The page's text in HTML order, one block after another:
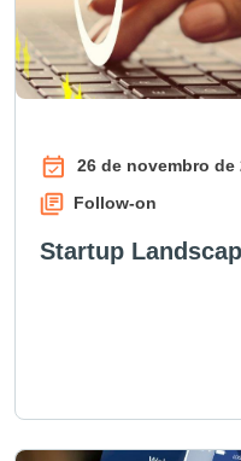
26 de novembro de
Follow-on
Startup